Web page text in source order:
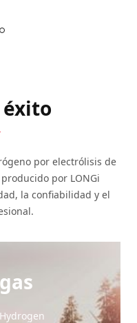
éxito
por electrólisis de
por LONGi
la confiabilidad y el